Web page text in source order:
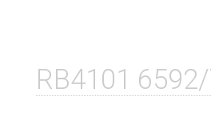
RB4101